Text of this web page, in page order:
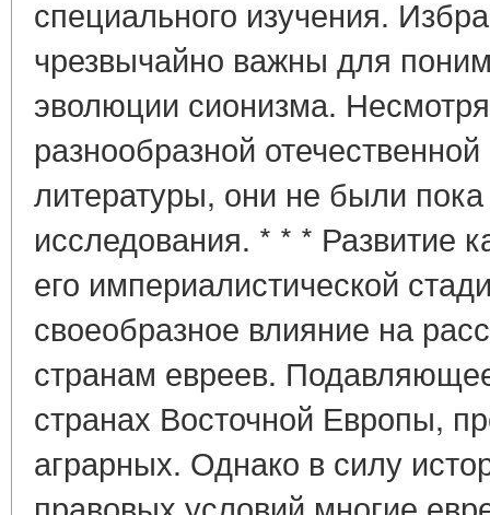
специального изучения.
чрезвычайно важны для
эволюции сионизма.
разнообразной
литературы, они не были
исследования. * * * Развитие
его империалистической
своеобразное влияние на
странам евреев.
странах Восточной Европы,
аграрных. Однако в силу